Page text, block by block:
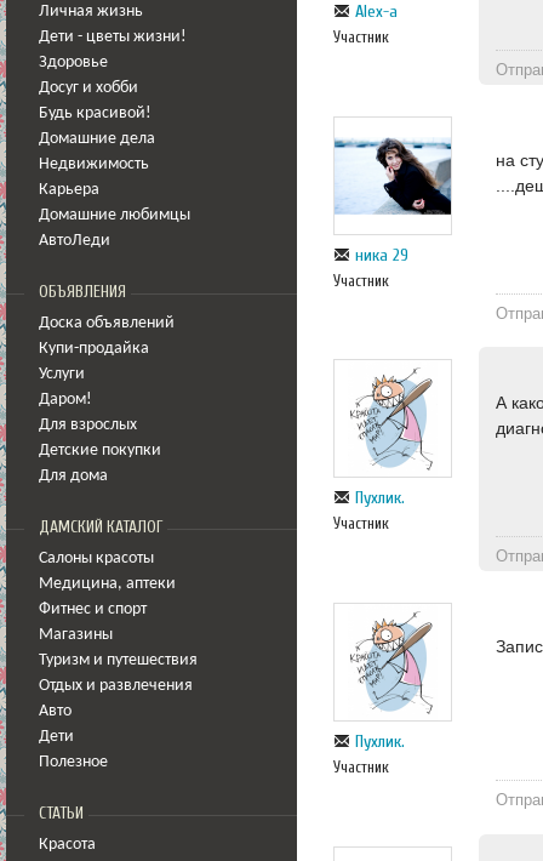
Личная жизнь
Дети - цветы жизни!
Здоровье
Досуг и хобби
Будь красивой!
Домашние дела
Недвижимость
Карьера
Домашние любимцы
АвтоЛеди
ОБЪЯВЛЕНИЯ
Доска объявлений
Купи-продайка
Услуги
Даром!
Для взрослых
Детские покупки
Для дома
ДАМСКИЙ КАТАЛОГ
Салоны красоты
Медицина, аптеки
Фитнес и спорт
Магазины
Туризм и путешествия
Отдых и развлечения
Авто
Дети
Полезное
СТАТЬИ
Красота
Alex-a
Участник
ника 29
Участник
на
Пухлик.
Участник
А
Пухлик.
Участник